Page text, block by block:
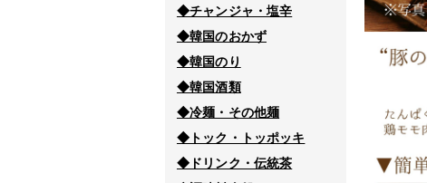
◆チャンジャ・塩辛
◆韓国のおかず
◆韓国のり
◆韓国酒類
◆冷麺・その他麺
◆トック・トッポッキ
◆ドリンク・伝統茶